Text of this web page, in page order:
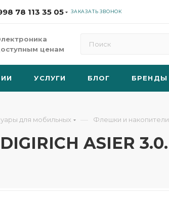
78 113 35 05 ЗАКАЗАТЬ ЗВОНОК
ценам
УСЛУГИ БЛОГ БРЕНДЫ
для мобильных — Флешки и накопители
‎ASIER 3.0.